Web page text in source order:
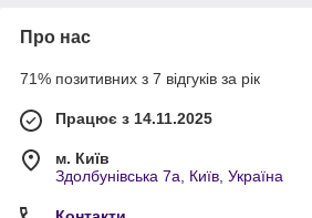
Про нас
71% позитивних з 7 відгуків за рік
Працює з 14.11.2025
м. Київ
Здолбунівська 7а, Київ, Україна